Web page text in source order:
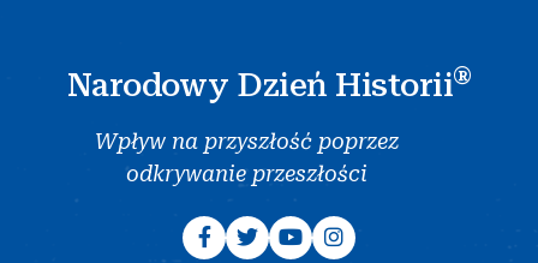
Narodowy Dzień Historii®
Wpływ na przyszłość poprzez
odkrywanie przeszłości